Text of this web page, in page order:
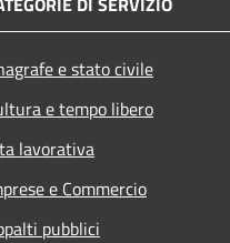
e stato civile
e tempo libero
lavorativa
e Commercio
pubblici